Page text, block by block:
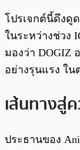
โปรเจกต์นี้ดึงดู
ในระหว่างช่วง
มองว่า DOGIZ
อย่างรุนแรง ใ
เส้นทางสู่
ประธานของ